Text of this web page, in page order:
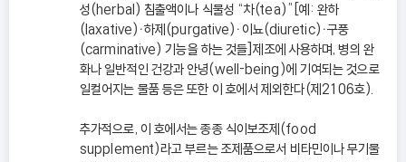
성(herbal) 침출액이나 식물성 “차(tea)”[예: 완하
(laxative)ㆍ하제(purgative)ㆍ이뇨(diuretic)ㆍ구풍
(carminative) 기능을 하는 것들]제조에 사용하며, 병의 완
화나 일반적인 건강과 안녕(well-being)에 기여되는 것으로
일컬어지는 물품 등은 또한 이 호에서 제외한다(제2106호).
추가적으로, 이 호에서는 종종 식이보조제(food
supplement)라고 부르는 조제품으로서 비타민이나 무기물